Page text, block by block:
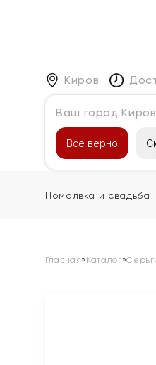
Киров
Ваш город
Все верно
Каталог
Помолвка и свадьба
Главная» Каталог»